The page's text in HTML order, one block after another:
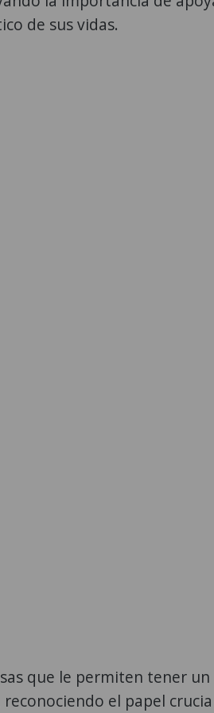
de sus vidas.
que le permiten tener un
el papel